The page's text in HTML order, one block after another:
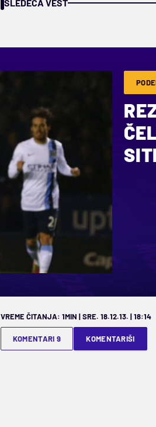
SLEDEĆA VEST
VREME ČITANJA: 1MIN | SRE. 18.12.13. | 18:14
KOMENTARI 9 KOMENTARIŠI